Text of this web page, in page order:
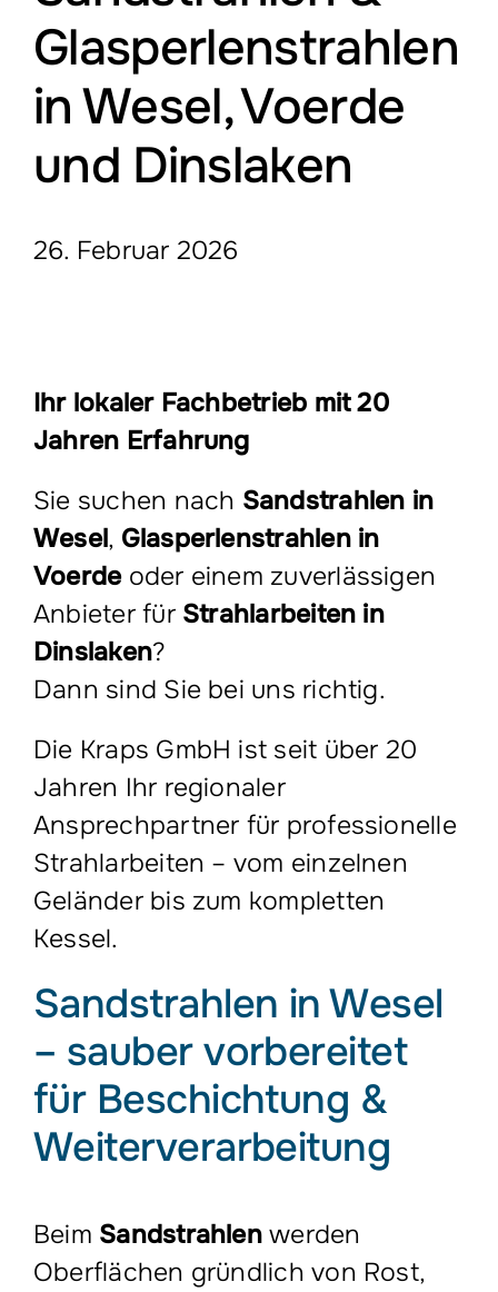
Leistungen
Montagepersonal
Offene Stellen
Über Uns
Glasperlenstrahlen
in Wesel, Voerde
und Dinslaken
26. Februar 2026
Ihr lokaler Fachbetrieb mit 20
Jahren Erfahrung
Sie suchen nach Sandstrahlen in
Wesel, Glasperlenstrahlen in
Voerdeoder einem zuverlässigen
Anbieter für Strahlarbeiten in
Dinslaken?
Dann sind Sie bei uns richtig.
Die Kraps GmbH ist seit über 20
Jahren Ihr regionaler
Ansprechpartner für professionelle
Strahlarbeiten – vom einzelnen
Geländer bis zum kompletten
Kessel.
Sandstrahlen in Wesel
– sauber vorbereitet
für Beschichtung &
Weiterverarbeitung
Beim Sandstrahlenwerden
Oberflächen gründlich von Rost,